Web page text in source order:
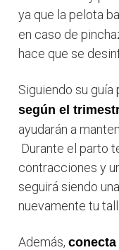
ya que la pelota
en caso de
hace que se
Siguiendo su guía
según el
ayudarán a
Durante el parto
contracciones y
seguirá siendo
nuevamente tu
Además, conecta